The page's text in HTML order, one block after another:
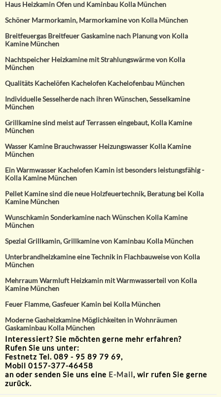
Haus Heizkamin Ofen und Kaminbau Kolla München
Schöner Marmorkamin, Marmorkamine von Kolla München
Breitfeuergas Breitfeuer Gaskamine nach Planung von Kolla
Kamine München
Nachtspeicher Heizkamine mit Strahlungswärme von Kolla
München
Qualitäts Kachelöfen Kachelofen Kachelofenbau München
Individuelle Sesselherde nach ihren Wünschen, Sesselkamine
München
Grillkamine sind meist auf Terrassen eingebaut, Kolla Kamine
München
Wasser Kamine Brauchwasser Heizungswasser Kolla Kamine
München
Ein Warmwasser Kachelofen Kamin ist besonders leistungsfähig -
Kolla Kamine München
Pellet Kamine sind die neue Holzfeuertechnik, Beratung bei Kolla
Kamine München
Wunschkamin Sonderkamine nach Wünschen Kolla Kamine
München
Spezial Grillkamin, Grillkamine von Kaminbau Kolla München
Unterbrandheizkamine eine Technik in Flachbauweise von Kolla
München
Mehrraum Warmluft Heizkamin mit Warmwasserteil von Kolla
Kamine München
Feuer Flamme, Gasfeuer Kamin bei Kolla München
Moderne Gasheizkamine Möglichkeiten in Wohnräumen
Gaskaminbau Kolla München
Interessiert? Sie möchten gerne mehr erfahren?
Rufen Sie uns unter:
Festnetz Tel. 089 - 95 89 79 69,
Mobil 0157-377-46458
an oder senden Sie uns eine E-Mail, wir rufen Sie gerne
zurück.